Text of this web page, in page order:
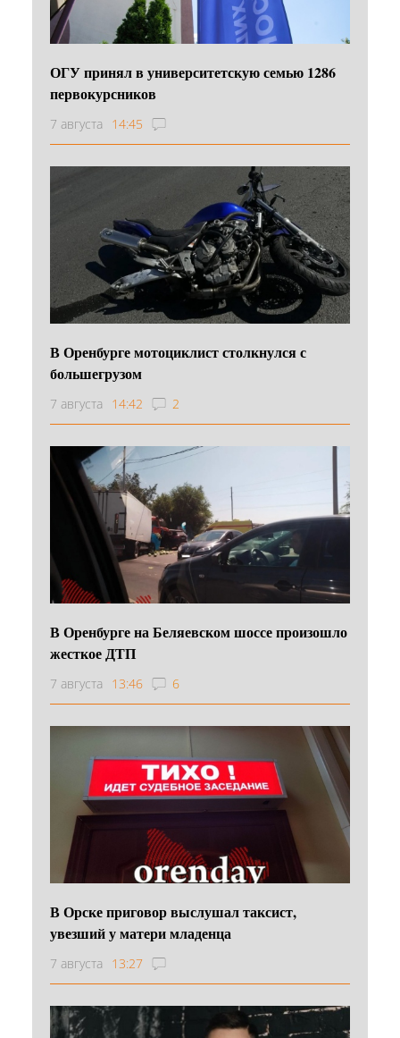
ОГУ принял в университетскую семью 1286
первокурсников
7 августа 14:45
В Оренбурге мотоциклист столкнулся с
большегрузом
7 августа 14:42 2
В Оренбурге на Беляевском шоссе произошло
жесткое ДТП
7 августа 13:46 6
В Орске приговор выслушал таксист,
увезший у матери младенца
7 августа 13:27